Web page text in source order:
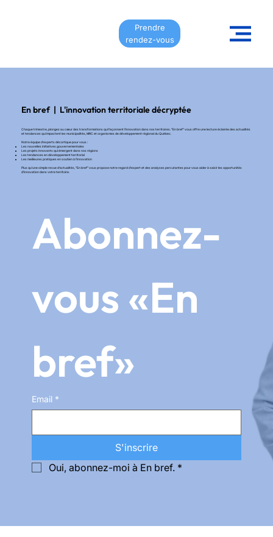
Prendre
rendez-vous
En bref | L'innovation territoriale décryptée
Chaque trimestre, plongez au cœur des transformations qui façonnent l'innovation dans nos territoires. "En bref" vous offre une lecture éclairée des actualités
et tendances qui impactent les municipalités, MRC et organismes de développement régional du Québec.
Notre équipe d'experts décortique pour vous :
Les nouvelles initiatives gouvernementales
Les projets innovants qui émergent dans nos régions
Les tendances en développement territorial
Les meilleures pratiques en soutien à l'innovation
Plus qu'une simple revue d'actualités, "En bref" vous propose notre regard d'expert et des analyses percutantes pour vous aider à saisir les opportunités
d'innovation dans votre territoire.
Abonnez-
vous «En
bref»
Email *
S'inscrire
Oui, abonnez-moi à En bref. *